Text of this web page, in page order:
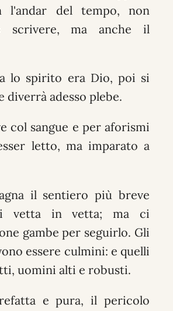
l'andar del tempo, non
scrivere, ma anche il
lo spirito era Dio, poi si
diverrà adesso plebe.
col sangue e per aforismi
letto, ma imparato a
il sentiero più breve
vetta in vetta; ma ci
gambe per seguirlo. Gli
essere culmini: e quelli
uomini alti e robusti.
e pura, il pericolo